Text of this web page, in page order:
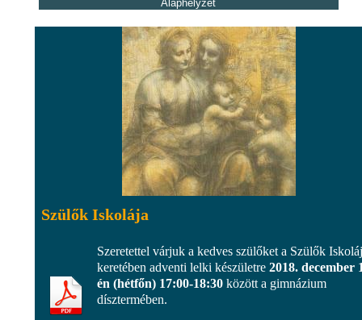
Szülők Iskolája
Szeretettel várjuk a kedves szülőket a Szülők
keretében adventi lelki készületre 2018. december
én (hétfőn) 17:00-18:30 között a gimnázium
dísztermében.